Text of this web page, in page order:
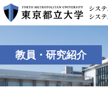
教員・研究紹介